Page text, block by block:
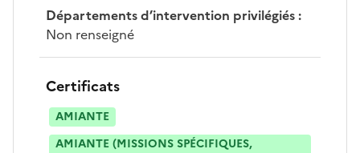
Départements d’intervention privilégiés:
Non renseigné
Certificats
AMIANTE
AMIANTE (MISSIONS SPÉCIFIQUES,